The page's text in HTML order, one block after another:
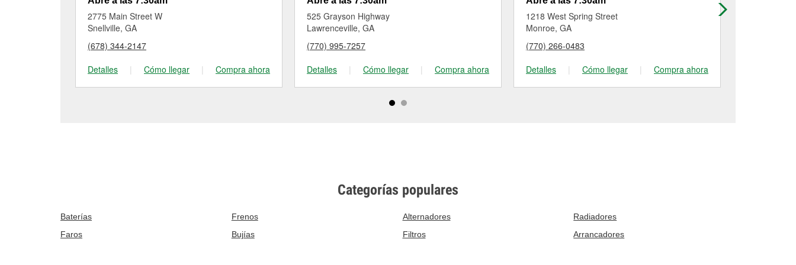
2775 Main Street W
Snellville, GA
(678) 344-2147
Detalles
| Cómo llegar | Compra ahora
525 Grayson Highway
Lawrenceville, GA
(770) 995-7257
Detalles
| Cómo llegar | Compra ahora
1218 West Spring Street
Monroe, GA
(770) 266-0483
Detalles
| Cómo llegar | Compra ahora
Categorías populares
Baterías Frenos Alternadores
Radiadores
Faros
Bujías Filtros Arrancadores